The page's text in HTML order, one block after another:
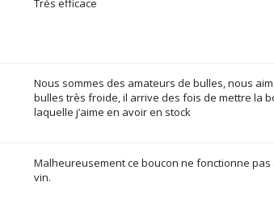
Très efficace
Nous sommes des amateurs de bulles, nous
bulles très froide, il arrive des fois de mettre la
laquelle j’aime en avoir en stock
Malheureusement ce boucon ne fonctionne
vin.